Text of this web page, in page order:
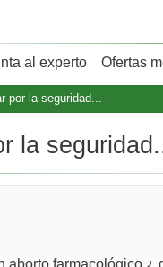
al experto Ofertas
por la seguridad...
la